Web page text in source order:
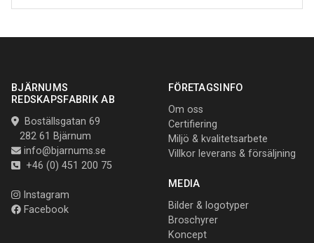
BJÄRNUMS
REDSKAPSFABRIK AB
Boställsgatan 69
282 61 Bjärnum
info@bjarnums.se
+46 (0) 451 200 75
Instagram
Facebook
FÖRETAGSINFO
Om oss
Certifiering
Miljö & kvalitetsarbete
Villkor leverans & försäljning
MEDIA
Bilder & logotyper
Broschyrer
Koncept